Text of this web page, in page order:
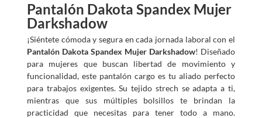
Pantalón Dakota Spandex Mujer
Darkshadow
¡Siéntete cómoda y segura en cada jornada laboral con el
Pantalón Dakota Spandex Mujer Darkshadow! Diseñado
para mujeres que buscan libertad de movimiento y
funcionalidad, este pantalón cargo es tu aliado perfecto
para trabajos exigentes. Su tejido strech se adapta a ti,
mientras que sus múltiples bolsillos te brindan la
practicidad que necesitas para tener todo a mano.